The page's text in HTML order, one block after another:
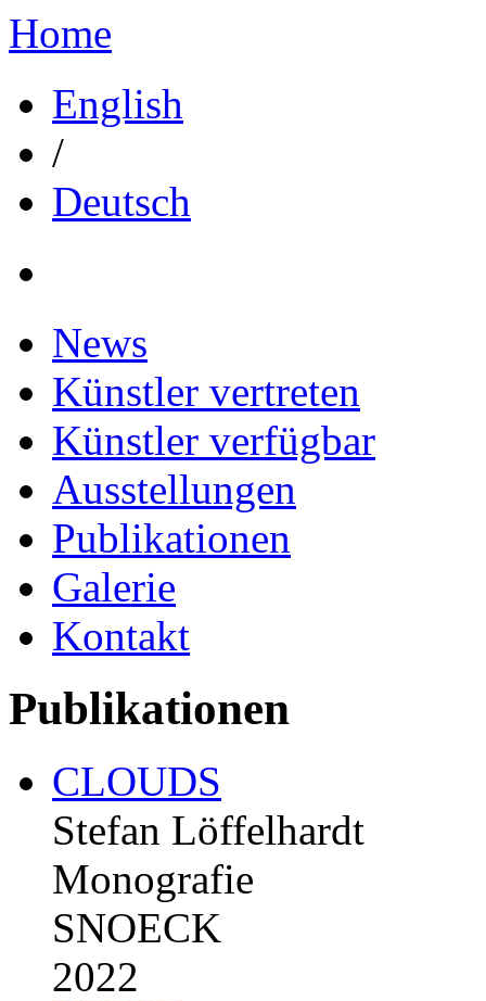
Home
English
/
Deutsch
News
Künstler vertreten
Künstler verfügbar
Ausstellungen
Publikationen
Galerie
Kontakt
Publikationen
CLOUDS
Stefan Löffelhardt
Monografie
SNOECK
2022